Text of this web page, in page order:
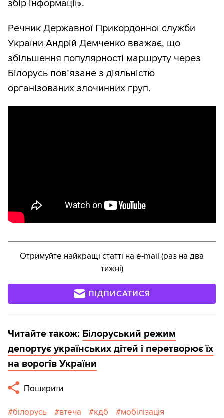
збір інформації».
Речник Державної Прикордонної служби
України Андрій Демченко вважає, що
збільшення популярності маршруту через
Білорусь пов’язане з діяльністю
організованих злочинних груп.
Отримуйте найкращі статті на e-mail (раз на два
тижні)
ПІДПИСАТИСЯ
Читайте також: Білоруський режим
депортує українських дітей і перетворює їх
на ворогів України
Поширити
білорусь втеча кдб
мобілізація